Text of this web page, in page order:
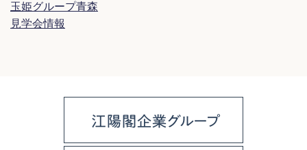
玉姫グループ青森
見学会情報